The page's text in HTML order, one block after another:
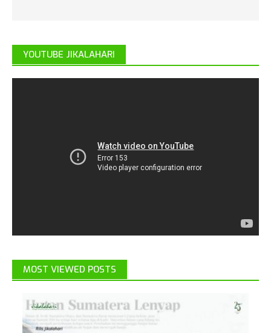
YOUTUBE JIKALAHARI
MOST VIEWED POSTS